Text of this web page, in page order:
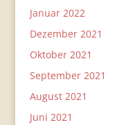
Januar 2022
Dezember 2021
Oktober 2021
September 2021
August 2021
Juni 2021